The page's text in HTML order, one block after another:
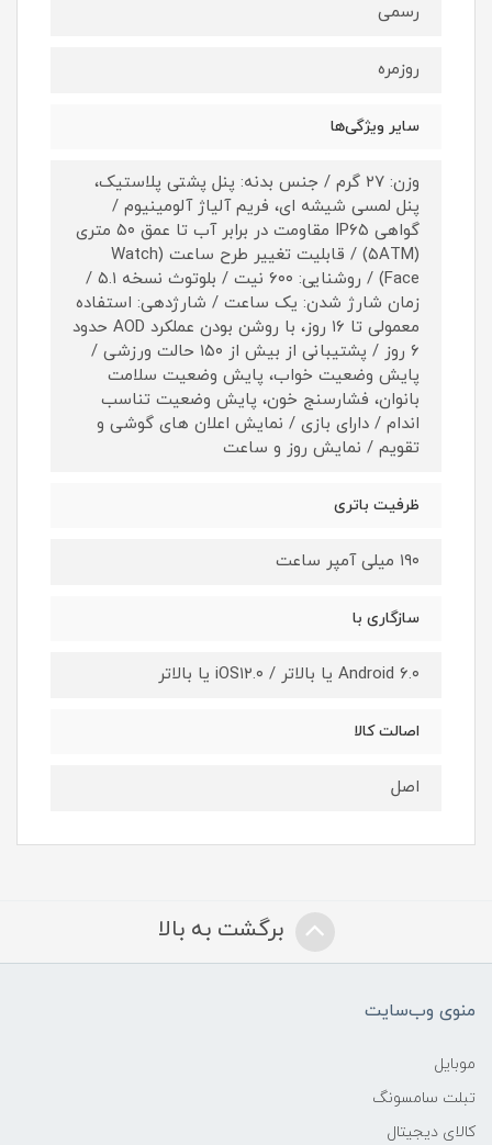
رسمی
روزمره
سایر ویژگی‌ها
وزن: ۲۷ گرم / جنس بدنه: پنل پشتی پلاستیک،
پنل لمسی شیشه‌ ای، فریم آلیاژ آلومینیوم /
گواهی IP۶۵ مقاومت در برابر آب تا عمق ۵۰ متری
(۵ATM) / قابلیت تغییر طرح ساعت (Watch
Face) / روشنایی: ۶۰۰ نیت / بلوتوث نسخه ۵.۱ /
زمان شارژ شدن: یک ساعت / شارژدهی: استفاده
معمولی تا ۱۶ روز، با روشن بودن عملکرد AOD حدود
۶ روز / پشتیبانی از بیش از ۱۵۰ حالت ورزشی /
پایش وضعیت خواب، پایش وضعیت سلامت
بانوان، فشارسنج خون، پایش وضعیت تناسب
اندام / دارای بازی / نمایش اعلان های گوشی و
تقویم / نمایش روز و ساعت
ظرفیت باتری
۱۹۰ میلی آمپر ساعت
سازگاری با
Android ۶.۰ یا بالاتر / iOS۱۲.۰ یا بالاتر
اصالت کالا
اصل
برگشت به بالا
منوی وب‌سایت
موبایل
تبلت سامسونگ
کالای دیجیتال